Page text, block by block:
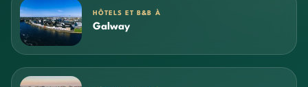
HÔTELS ET B&B À
Galway